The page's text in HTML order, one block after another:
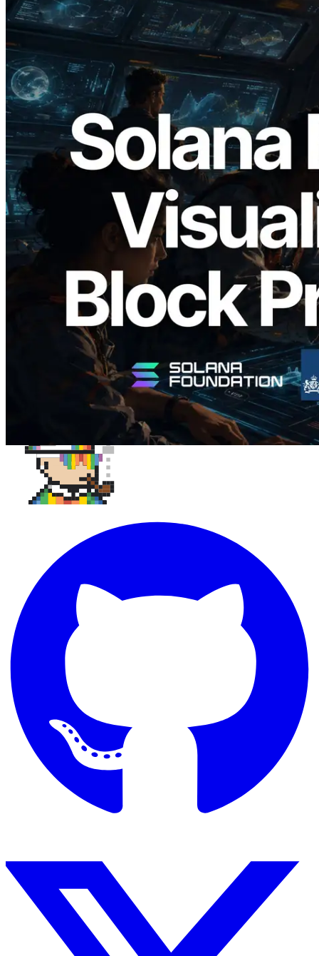
2026.05.24
Validators Solutions veröffentlicht Solana
Block Analyzer – Visualisierung der
Blockproduktionszeit pro Slot und der
zugewiesenen Validatoren
Lesen Sie diesen Artikel